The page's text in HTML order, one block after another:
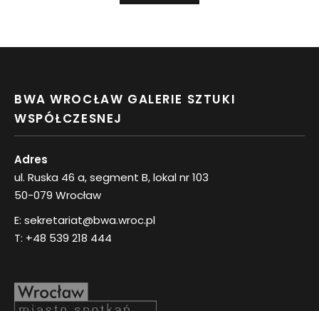
BWA WROCŁAW GALERIE SZTUKI
WSPÓŁCZESNEJ
Adres
ul. Ruska 46 a, segment B, lokal nr 103
50-079 Wrocław
E: sekretariat@bwa.wroc.pl
T: +48 539 218 444